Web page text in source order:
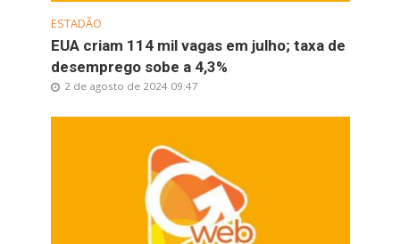
ESTADÃO
EUA criam 114 mil vagas em julho; taxa de
desemprego sobe a 4,3%
2 de agosto de 2024 09:47